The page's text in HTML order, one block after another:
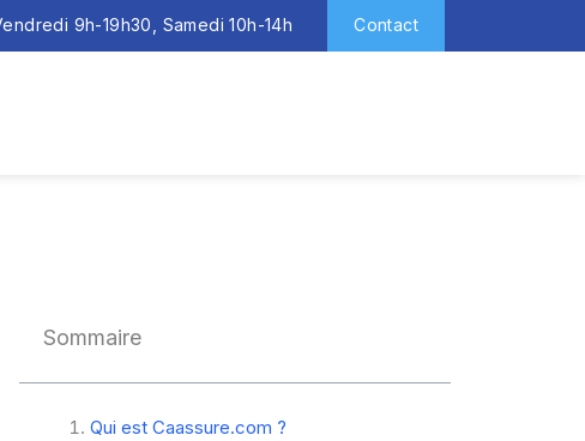
9h-19h30, Samedi 10h-14h Contact
Sommaire
Qui est Caassure.com ?